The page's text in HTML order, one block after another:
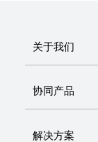
关于我们
协同产品
解决方案